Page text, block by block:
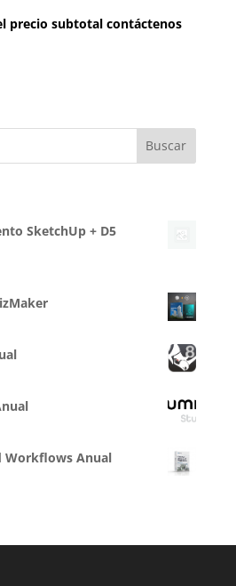
precio subtotal contáctenos
SketchUp + D5
Workflows Anual